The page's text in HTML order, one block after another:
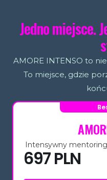
Jedno miejsce.
AMORE INTENSO to
To miejsce, gdzie
Intensywny
697 PLN